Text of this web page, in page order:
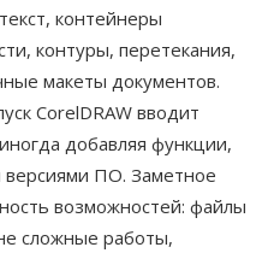
контейнеры
контуры, перетекания,
макеты документов.
CorelDRAW вводит
добавляя функции,
ПО. Заметное
возможностей: файлы
сложные работы,